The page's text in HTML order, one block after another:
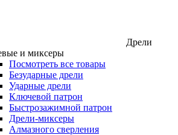
Дрели
и миксеры
Посмотреть все товары
Безударные дрели
Ударные дрели
Ключевой патрон
Быстрозажимной патрон
Дрели-миксеры
Алмазного сверления